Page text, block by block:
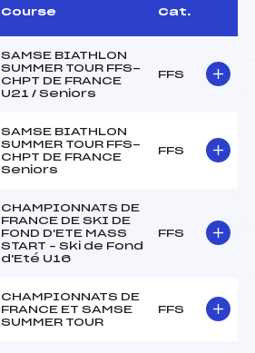
Course Cat.
SAMSE BIATHLON
SUMMER TOUR FFS-
CHPT DE FRANCE
U21 / Seniors
FFS
SAMSE BIATHLON
SUMMER TOUR FFS-
CHPT DE FRANCE
Seniors
FFS
CHAMPIONNATS DE
FRANCE DE SKI DE
FOND D'ETE MASS
START – Ski de Fond
d'Eté U16
FFS
CHAMPIONNATS DE
FRANCE ET SAMSE
SUMMER TOUR
FFS